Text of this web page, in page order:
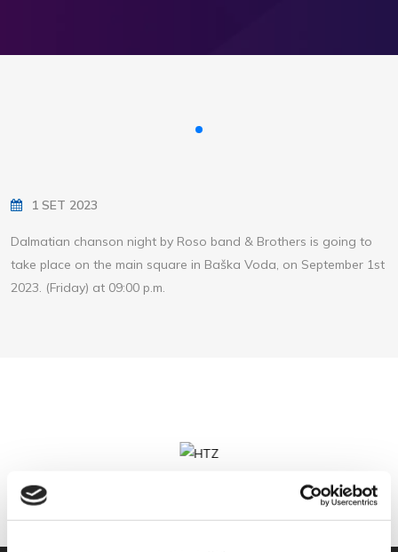
1 SET 2023
Dalmatian chanson night by Roso band & Brothers is going to
take place on the main square in Baška Voda, on September 1st
2023. (Friday) at 09:00 p.m.